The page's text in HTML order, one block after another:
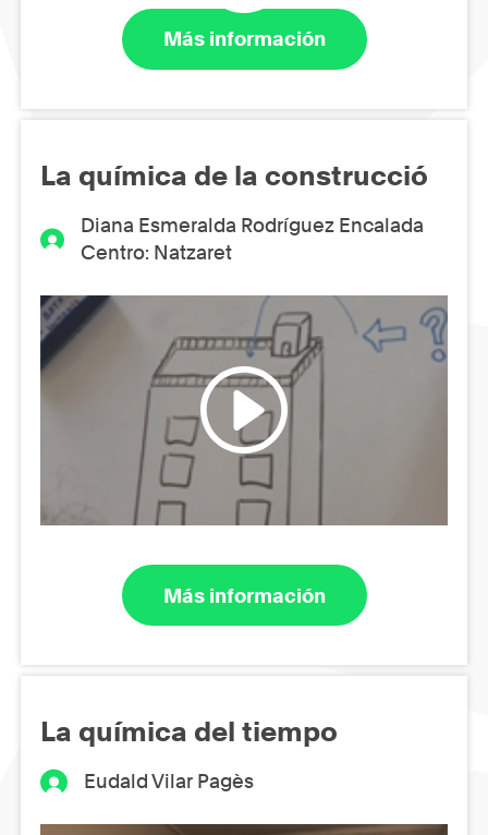
Más información
La química de la construcció
Diana Esmeralda Rodríguez Encalada
Centro: Natzaret
Más información
La química del tiempo
Eudald Vilar Pagès